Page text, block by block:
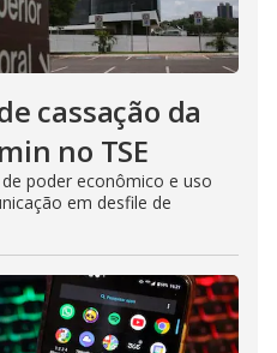
cassação da
no TSE
poder econômico e uso
em desfile de